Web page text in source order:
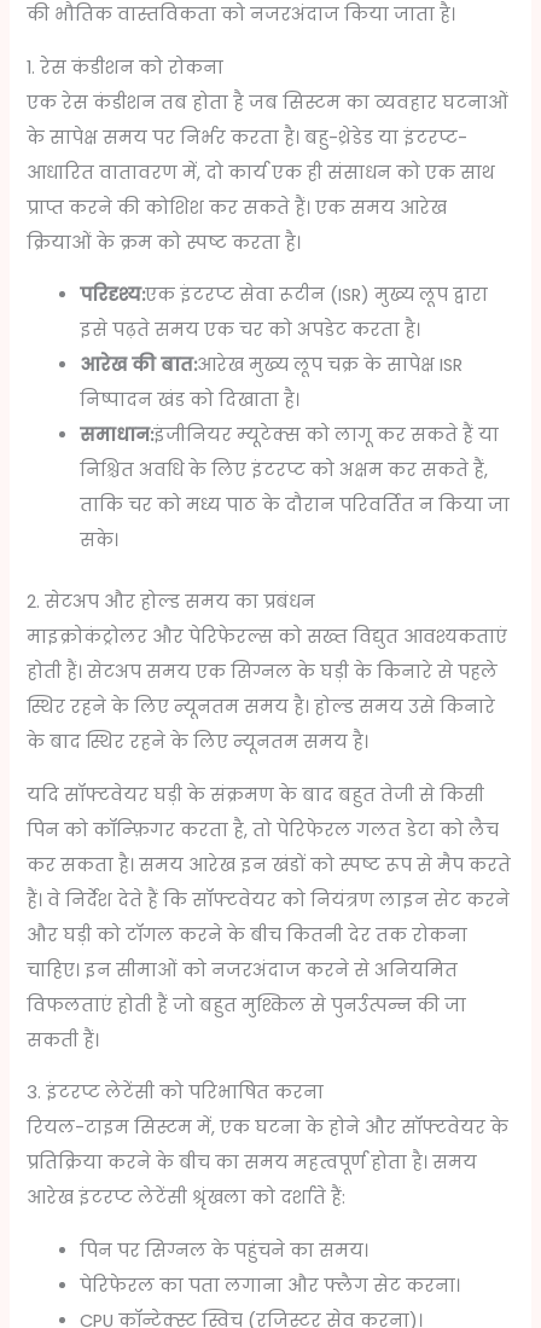
की भौतिक वास्तविकता को नजरअंदाज किया जाता है।
1. रेस कंडीशन को रोकना
एक रेस कंडीशन तब होता है जब सिस्टम का व्यवहार घटनाओं
के सापेक्ष समय पर निर्भर करता है। बहु-थ्रेडेड या इंटरप्ट-
आधारित वातावरण में, दो कार्य एक ही संसाधन को एक साथ
प्राप्त करने की कोशिश कर सकते हैं। एक समय आरेख
क्रियाओं के क्रम को स्पष्ट करता है।
परिदृश्य:एक इंटरप्ट सेवा रूटीन (ISR) मुख्य लूप द्वारा
इसे पढ़ते समय एक चर को अपडेट करता है।
आरेख की बात:आरेख मुख्य लूप चक्र के सापेक्ष ISR
निष्पादन खंड को दिखाता है।
समाधान:इंजीनियर म्यूटेक्स को लागू कर सकते हैं या
निश्चित अवधि के लिए इंटरप्ट को अक्षम कर सकते हैं,
ताकि चर को मध्य पाठ के दौरान परिवर्तित न किया जा
सके।
2. सेटअप और होल्ड समय का प्रबंधन
माइक्रोकंट्रोलर और पेरिफेरल्स को सख्त विद्युत आवश्यकताएं
होती हैं। सेटअप समय एक सिग्नल के घड़ी के किनारे से पहले
स्थिर रहने के लिए न्यूनतम समय है। होल्ड समय उसे किनारे
के बाद स्थिर रहने के लिए न्यूनतम समय है।
यदि सॉफ्टवेयर घड़ी के संक्रमण के बाद बहुत तेजी से किसी
पिन को कॉन्फ़िगर करता है, तो पेरिफेरल गलत डेटा को लैच
कर सकता है। समय आरेख इन खंडों को स्पष्ट रूप से मैप करते
हैं। वे निर्देश देते हैं कि सॉफ्टवेयर को नियंत्रण लाइन सेट करने
और घड़ी को टॉगल करने के बीच कितनी देर तक रोकना
चाहिए। इन सीमाओं को नजरअंदाज करने से अनियमित
विफलताएं होती हैं जो बहुत मुश्किल से पुनर्उत्पन्न की जा
सकती हैं।
3. इंटरप्ट लेटेंसी को परिभाषित करना
रियल-टाइम सिस्टम में, एक घटना के होने और सॉफ्टवेयर के
प्रतिक्रिया करने के बीच का समय महत्वपूर्ण होता है। समय
आरेख इंटरप्ट लेटेंसी श्रृंखला को दर्शाते हैं:
पिन पर सिग्नल के पहुंचने का समय।
पेरिफेरल का पता लगाना और फ्लैग सेट करना।
CPU कॉन्टेक्स्ट स्विच (रजिस्टर सेव करना)।